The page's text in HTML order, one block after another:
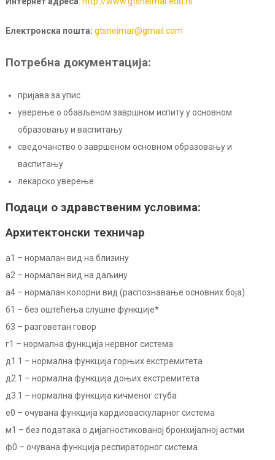
Електронска поштa: gtsneimar@gmail.com
Потребна документација:
пријава за упис
уверење о обављеном завршном испиту у основном
образовању и васпитању
сведочанство о завршеном основном образовању и
васпитању
лекарско уверење
Подаци о здравственим условима:
Архитектонски техничар
а1 – нормалан вид на близину
а2 – нормалан вид на даљину
а4 – нормалан колорни вид (распознавање основних боја)
б1 – без оштећења слушне функције*
б3 – разговетан говор
г1 – нормална функција нервног система
д1.1 – нормална функција горњих екстремитета
д2.1 – нормална функција доњих екстремитета
д3.1 – нормална функција кичменог стуба
е0 – очувана функција кардиоваскуларног система
м1 – без података о дијагностикованој бронхијалној астми
ф0 – очувана функција респираторног система